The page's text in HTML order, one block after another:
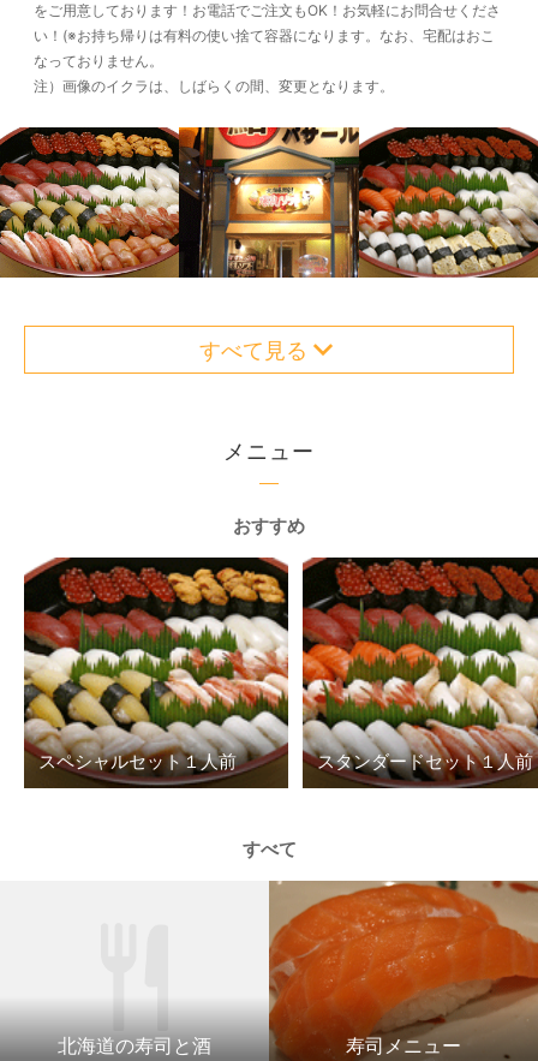
をご用意しております！お電話でご注文もOK！お気軽にお問合せくださ
い！(※お持ち帰りは有料の使い捨て容器になります。なお、宅配はおこ
なっておりません。
注）画像のイクラは、しばらくの間、変更となります。
すべて見る
メニュー
おすすめ
スペシャルセット１人前 スタンダードセット１人前
すべて
北海道の寿司と酒 寿司メニュー